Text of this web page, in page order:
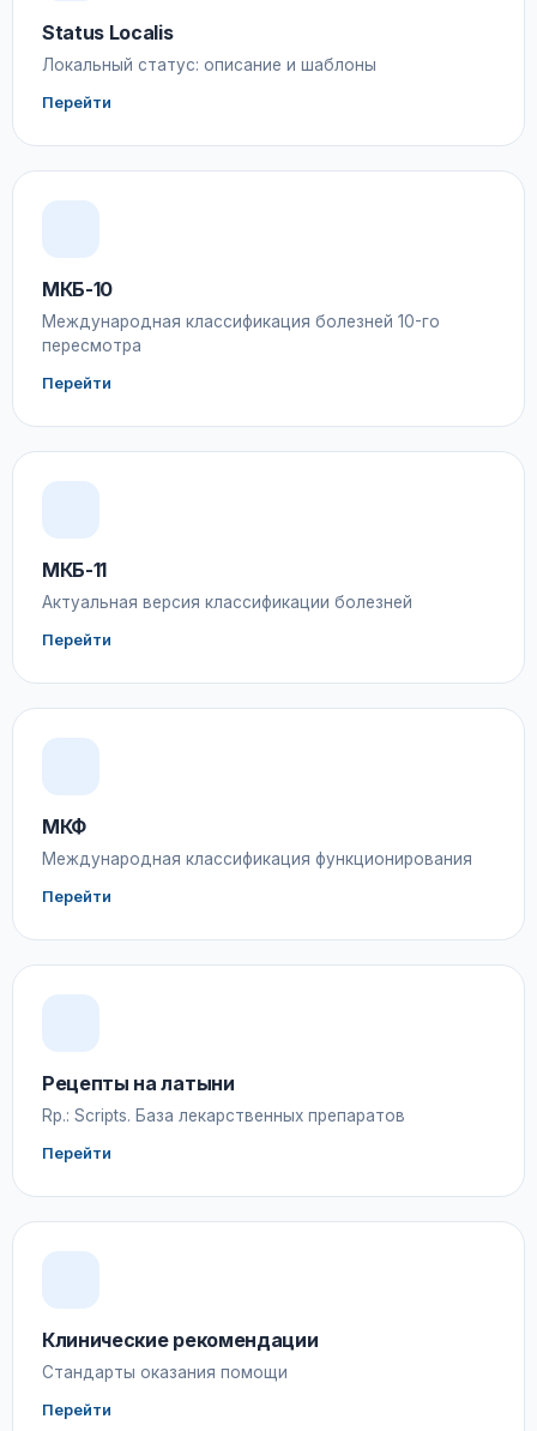
Status Localis
Локальный статус: описание и шаблоны
Перейти
МКБ-10
Международная классификация болезней 10-го
пересмотра
Перейти
МКБ-11
Актуальная версия классификации болезней
Перейти
МКФ
Международная классификация функционирования
Перейти
Рецепты на латыни
Rp.: Scripts. База лекарственных препаратов
Перейти
Клинические рекомендации
Стандарты оказания помощи
Перейти